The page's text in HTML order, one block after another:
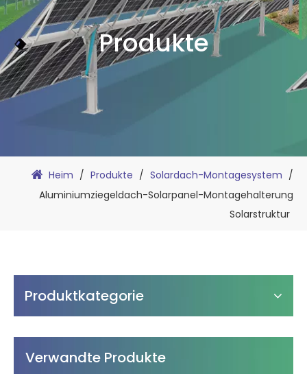
Produkte
Heim / Produkte / Solardach-Montagesystem /
Aluminiumziegeldach-Solarpanel-Montagehalterung
Solarstruktur
Produktkategorie
Verwandte Produkte